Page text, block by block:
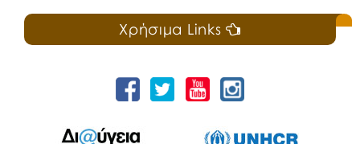
Χρήσιμα Links